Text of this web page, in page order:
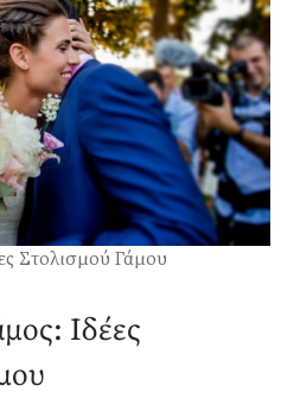
Στολισμού Γάμου
Ιδέες